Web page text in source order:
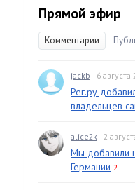
Прямой эфир
Комментарии
jackb · 6 августа
Рег.ру
владельцев
alice2k · 2
Мы добавили
Германии 2